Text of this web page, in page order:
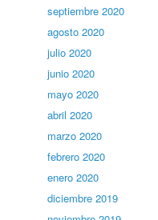
septiembre 2020
agosto 2020
julio 2020
junio 2020
mayo 2020
abril 2020
marzo 2020
febrero 2020
enero 2020
diciembre 2019